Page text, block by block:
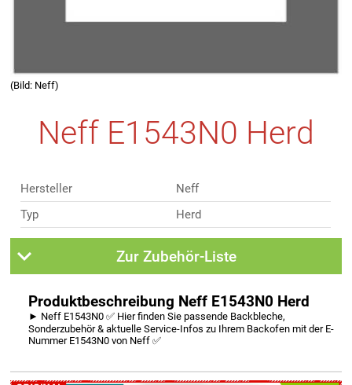
(Bild: Neff)
Neff E1543N0 Herd
Hersteller
Neff
Typ
Herd
Zur Zubehör-Liste
Produktbeschreibung Neff E1543N0 Herd
► Neff E1543N0 ✅ Hier finden Sie passende Backbleche,
Sonderzubehör & aktuelle Service-Infos zu Ihrem Backofen mit der E-
Nummer E1543N0 von Neff ✅